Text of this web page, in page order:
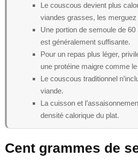
Le couscous devient plus
viandes grasses, les
Une portion de semoule de
est généralement suffisante.
Pour un repas plus léger,
une protéine maigre comme
Le couscous traditionnel
viande.
La cuisson et
densité calorique du plat.
Cent grammes de